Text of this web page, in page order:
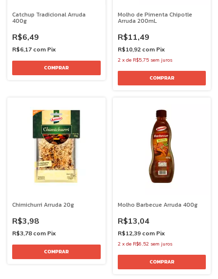
Catchup Tradicional Arruda
400g
R$6,49
R$6,17 com Pix
Molho de Pimenta Chipotle
Arruda 200mL
R$11,49
R$10,92 com Pix
2 x de R$5,75 sem juros
Chimichurri Arruda 20g
R$3,98
R$3,78 com Pix
Molho Barbecue Arruda 400g
R$13,04
R$12,39 com Pix
2 x de R$6,52 sem juros